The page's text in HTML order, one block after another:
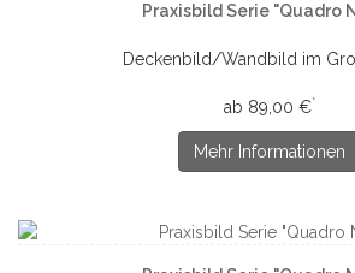
Praxisbild Serie "Quadro
Deckenbild/Wandbild im
ab 89,00 €*
Mehr Informationen